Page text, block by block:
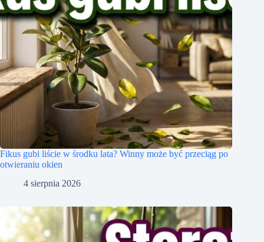
Fikus gubi liście w środku lata? Winny może być przeciąg po
otwieraniu okien
4 sierpnia 2026